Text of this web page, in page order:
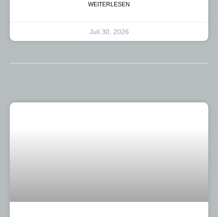
WEITERLESEN
Juli 30, 2026